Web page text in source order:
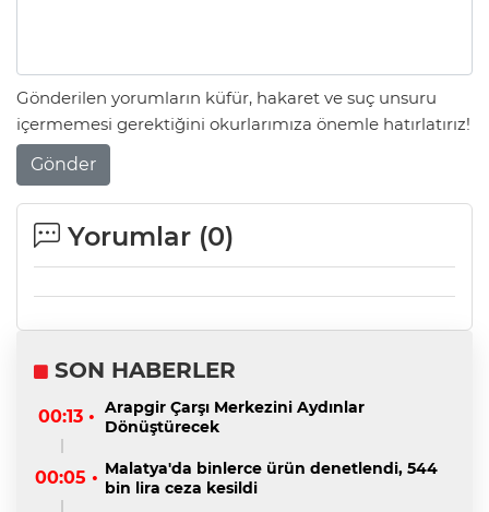
Gönderilen yorumların küfür, hakaret ve suç unsuru
içermemesi gerektiğini okurlarımıza önemle hatırlatırız!
Gönder
Yorumlar (0)
SON HABERLER
00:13 • Arapgir Çarşı Merkezini Aydınlar
Dönüştürecek
00:05 • Malatya'da binlerce ürün denetlendi, 544
bin lira ceza kesildi